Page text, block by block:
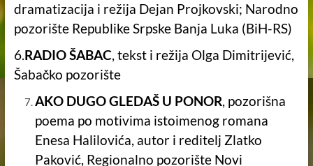
dramatizacija i režija Dejan Projkovski; Narodno
pozorište Republike Srpske Banja Luka (BiH-RS)
6.RADIO ŠABAC, tekst i režija Olga Dimitrijević,
Šabačko pozorište
AKO DUGO GLEDAŠ U PONOR, pozorišna
poema po motivima istoimenog romana
Enesa Halilovića, autor i reditelj Zlatko
Paković, Regionalno pozorište Novi